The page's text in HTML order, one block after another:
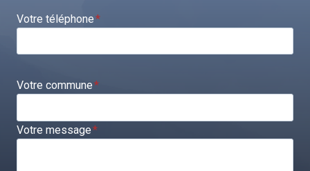
Votre téléphone*
Votre commune*
Votre message*